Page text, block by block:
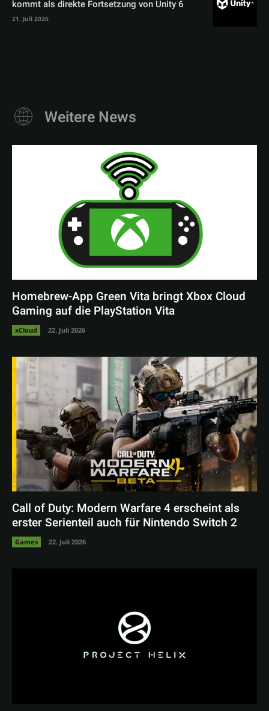
kommt als direkte Fortsetzung von Unity 6
21. Juli 2026
Weitere News
Homebrew-App Green Vita bringt Xbox Cloud
Gaming auf die PlayStation Vita
xCloud 22. Juli 2026
Call of Duty: Modern Warfare 4 erscheint als
erster Serienteil auch für Nintendo Switch 2
Games 22. Juli 2026